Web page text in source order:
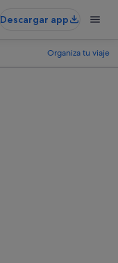
Descargar app
Organiza tu viaje